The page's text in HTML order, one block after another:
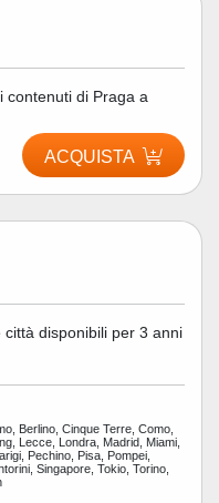
contenuti di Praga a
ACQUISTA
disponibili per 3 anni
Berlino, Cinque Terre, Como,
Lecce, Londra, Madrid, Miami,
Pechino, Pisa, Pompei,
Singapore, Tokio, Torino,